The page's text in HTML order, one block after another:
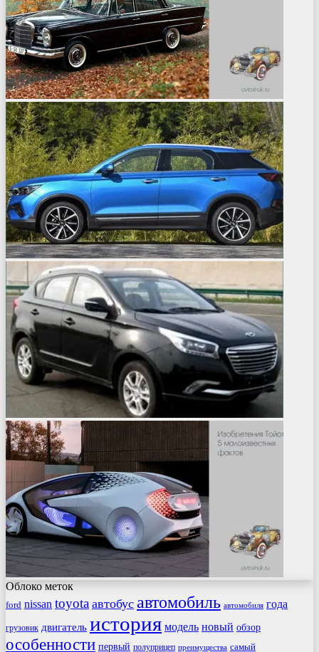
Облоко меток
ford nissan toyota автобус автомобиль автомобиля года
грузовик двигатель история модель новый обзор
особенности первый полуприцеп преимущества самый